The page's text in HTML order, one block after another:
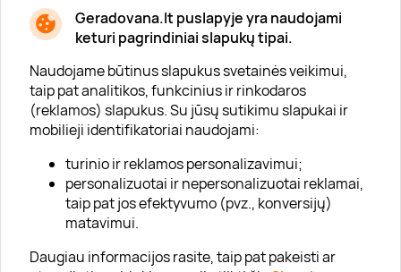
Geradovana.lt puslapyje yra naudojami
keturi pagrindiniai slapukų tipai.
Naudojame būtinus slapukus svetainės veikimui,
taip pat analitikos, funkcinius ir rinkodaros
(reklamos) slapukus. Su jūsų sutikimu slapukai ir
mobilieji identifikatoriai naudojami:
turinio ir reklamos personalizavimui;
personalizuotai ir nepersonalizuotai reklamai,
taip pat jos efektyvumo (pvz., konversijų)
matavimui.
Daugiau informacijos rasite, taip pat pakeisti ar
Apie mus
Apie „Gera Dovana“
Lojalumo klubas
Karjera
Visi partneriai
Kontaktai
Tinklaraštis